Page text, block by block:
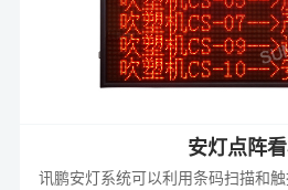
安灯点阵
讯鹏安灯系统可以利用条码扫描和触